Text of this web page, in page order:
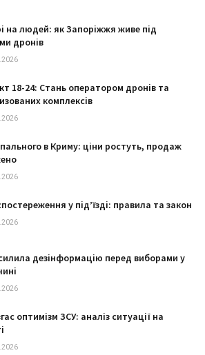
на людей: як Запоріжжя живе під
дронів
18-24: Стань оператором дронів та
комплексів
в Криму: ціни ростуть, продаж
у під’їзді: правила та закон
дезінформацію перед виборами у
оптимізм ЗСУ: аналіз ситуації на